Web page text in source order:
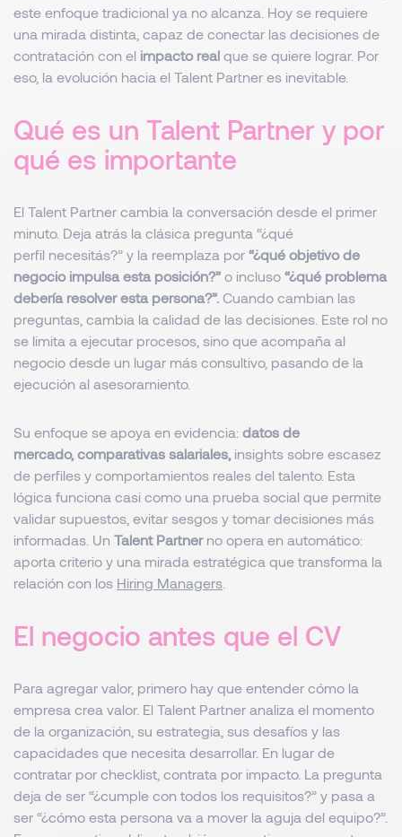
este enfoque tradicional ya no alcanza. Hoy se requiere
una mirada distinta, capaz de conectar las decisiones de
contratación con el impacto real que se quiere lograr. Por
eso, la evolución hacia el Talent Partner es inevitable.
Qué es un Talent Partner y por
qué es importante
El Talent Partner cambia la conversación desde el primer
minuto. Deja atrás la clásica pregunta “¿qué
perfil necesitás?” y la reemplaza por “¿qué objetivo de
negocio impulsa esta posición?” o incluso “¿qué problema
debería resolver esta persona?”. Cuando cambian las
preguntas, cambia la calidad de las decisiones. Este rol no
se limita a ejecutar procesos, sino que acompaña al
negocio desde un lugar más consultivo, pasando de la
ejecución al asesoramiento.
Su enfoque se apoya en evidencia: datos de
mercado, comparativas salariales, insights sobre escasez
de perfiles y comportamientos reales del talento. Esta
lógica funciona casi como una prueba social que permite
validar supuestos, evitar sesgos y tomar decisiones más
informadas. Un Talent Partner no opera en automático:
aporta criterio y una mirada estratégica que transforma la
relación con los Hiring Managers
El negocio antes que el CV
Para agregar valor, primero hay que entender cómo la
empresa crea valor. El Talent Partner analiza el momento
de la organización, su estrategia, sus desafíos y las
capacidades que necesita desarrollar. En lugar de
contratar por checklist, contrata por impacto. La pregunta
deja de ser “¿cumple con todos los requisitos?” y pasa a
ser “¿cómo esta persona va a mover la aguja del equipo?”.